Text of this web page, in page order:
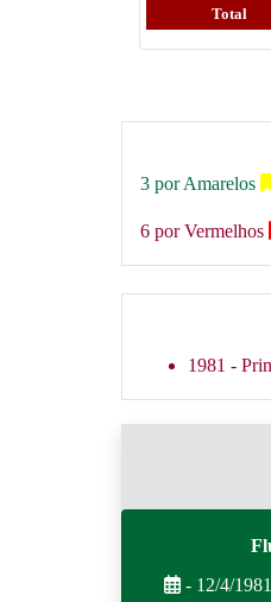
Total
3 por Amarelos
6 por Vermelhos
1981 -
- 12/4/1981